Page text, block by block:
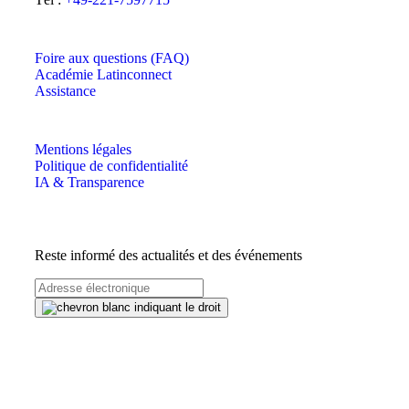
Foire aux questions (FAQ)
Académie Latinconnect
Assistance
Mentions légales
Politique de confidentialité
IA & Transparence
Reste informé des actualités et des événements